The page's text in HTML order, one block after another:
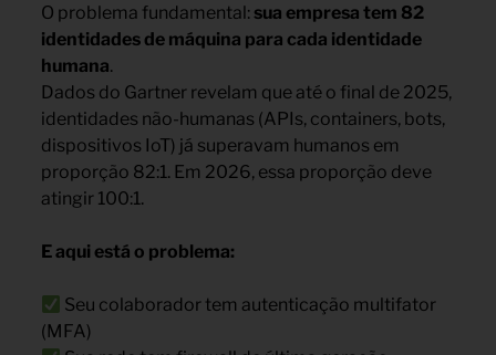
O problema fundamental:sua empresa tem 82
identidades de máquina para cada identidade
humana.
Dados do Gartner revelam que até o final de 2025,
identidades não-humanas (APIs, containers, bots,
dispositivos IoT) já superavam humanos em
proporção 82:1. Em 2026, essa proporção deve
atingir 100:1.
E aqui está o problema:
Seu colaborador tem autenticação multifator
(MFA)